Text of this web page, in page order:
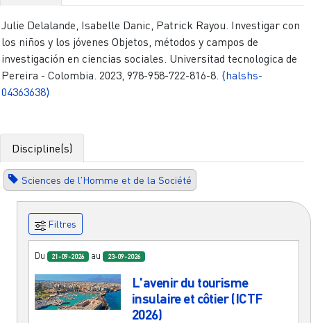
Julie Delalande, Isabelle Danic, Patrick Rayou. Investigar con
los niños y los jóvenes Objetos, métodos y campos de
investigación en ciencias sociales. Universitad tecnologica de
Pereira - Colombia. 2023, 978-958-722-816-8. ⟨halshs-
04363638⟩
Discipline(s)
Sciences de l'Homme et de la Société
Filtres
Du 21-09-2026 au 23-09-2026
L'avenir du tourisme
insulaire et côtier (ICTF
2026)